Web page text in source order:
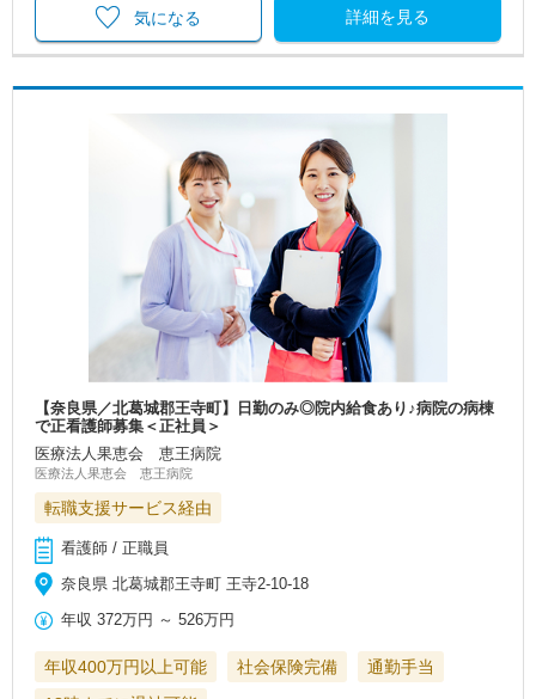
詳細を見る
気になる
【奈良県／北葛城郡王寺町】日勤のみ◎院内給食あり♪病院の病棟
で正看護師募集＜正社員＞
医療法人果恵会 恵王病院
医療法人果恵会 恵王病院
転職支援サービス経由
看護師 / 正職員
奈良県 北葛城郡王寺町 王寺2-10-18
年収 372万円 ～526万円
年収400万円以上可能 社会保険完備
通勤手当